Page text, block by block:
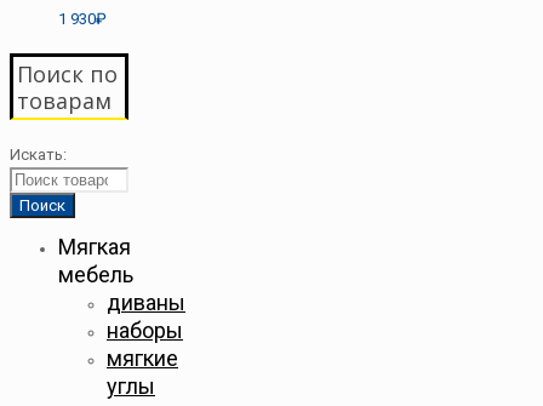
1 930₽
Поиск по
товарам
Искать:
Мягкая
мебель
диваны
наборы
мягкие
углы